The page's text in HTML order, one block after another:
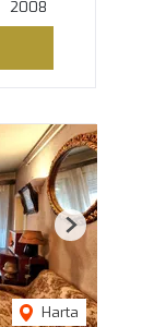
2008
Harta
Next